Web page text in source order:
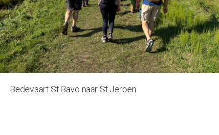
Bedevaart St.Bavo naar St.Jeroen